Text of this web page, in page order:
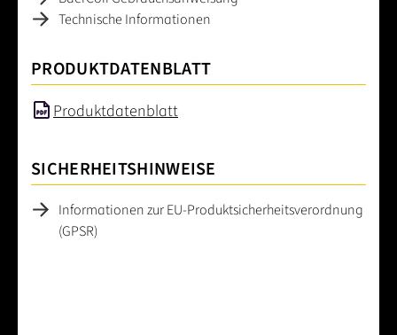
Technische Informationen
PRODUKTDATENBLATT
Produktdatenblatt
SICHERHEITSHINWEISE
Informationen zur EU-Produktsicherheitsverordnung
(GPSR)